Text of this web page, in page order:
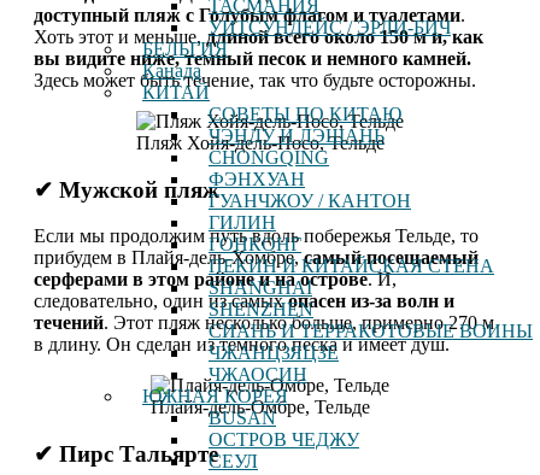
ТАСМАНИЯ
УИТСУНДЕЙС / ЭРЛИ-БИЧ
БЕЛЬГИЯ
Канада
КИТАЙ
СОВЕТЫ ПО КИТАЮ
ЧЭНДУ И ЛЭШАНЬ
CHONGQING
ФЭНХУАН
ГУАНЧЖОУ / КАНТОН
ГИЛИН
ГОНКОНГ
ПЕКИН И КИТАЙСКАЯ СТЕНА
SHANGHAI
SHENZHEN
СИАНЬ И ТЕРРАКОТОВЫЕ ВОИНЫ
ЧЖАНЦЗЯЦЗЕ
ЧЖАОСИН
ЮЖНАЯ КОРЕЯ
BUSAN
ОСТРОВ ЧЕДЖУ
СЕУЛ
доступный пляж с Голубым флагом и туалетами.
Хоть этот и меньше, длиной всего около 150 м и, как
вы видите ниже, темный песок и немного камней.
Здесь может быть течение, так что будьте осторожны.
Пляж Хойя-дель-Посо, Тельде
✔ Мужской пляж
Если мы продолжим путь вдоль побережья Тельде, то
прибудем в Плайя-дель-Хомбре,самый посещаемый
серферами в этом районе и на острове. И,
следовательно, один из самыхопасен из-за волн и
течений. Этот пляж несколько больше, примерно 270 м
в длину. Он сделан из темного песка и имеет душ.
Плайя-дель-Омбре, Тельде
✔ Пирс Тальярте